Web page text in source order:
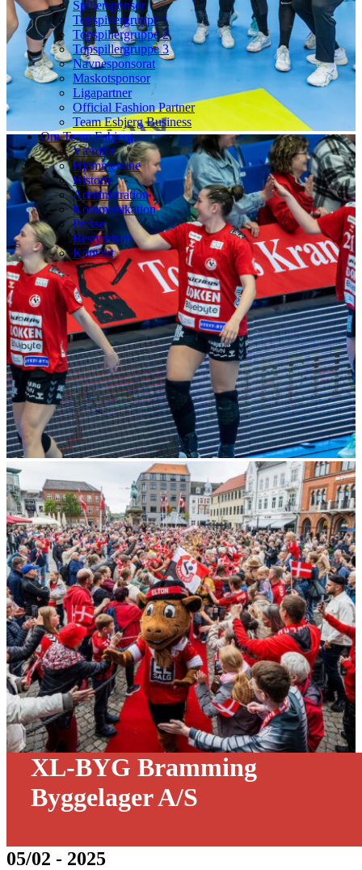
Spillersponsor
Topspillergruppe 1
Topspillergruppe 2
Topspillergruppe 3
Navnesponsorat
Maskotsponsor
Ligapartner
Official Fashion Partner
Team Esbjerg Business
Om Team Esbjerg
Værdier
Hjemmebane
Historie
Administration
Kommunikation
Presse
Bestyrelsen
Kontakt
XL-BYG Bramming
Byggelager A/S
05/02 - 2025